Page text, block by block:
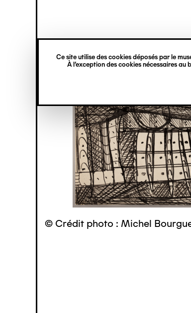
Ce site utilise des cookies déposés par le
À l’exception des cookies nécessaires
principal
verticale
© Crédit photo : Michel